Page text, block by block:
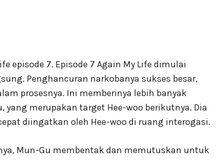
episode 7. Episode 7 Again My Life dimulai
Penghancuran narkobanya sukses besar,
prosesnya. Ini memberinya lebih banyak
merupakan target Hee-woo berikutnya. Dia
diingatkan oleh Hee-woo di ruang interogasi.
Mun-Gu membentak dan memutuskan untuk